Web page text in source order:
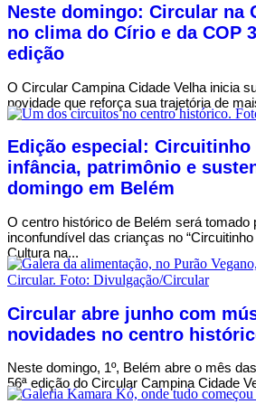
Neste domingo: Circular na
no clima do Círio e da COP
edição
O Circular Campina Cidade Velha inicia
novidade que reforça sua trajetória de
Edição especial: Circuitinho
infância, patrimônio e
domingo em Belém
O centro histórico de Belém será tomado
inconfundível das crianças no
Cultura na...
Circular abre junho com
novidades no centro
Neste domingo, 1º, Belém abre o mês
56ª edição do Circular Campina Cidade